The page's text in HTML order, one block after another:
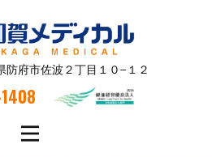
防府市佐波２丁目１０−１２